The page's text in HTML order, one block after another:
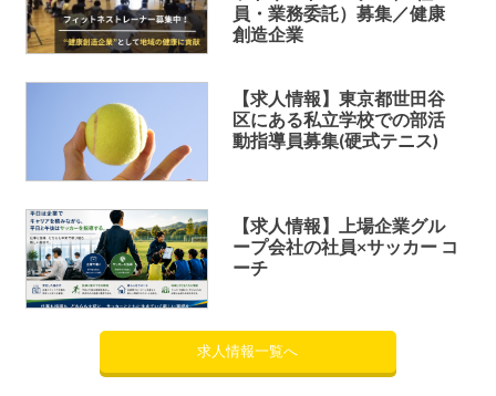
員・業務委託）募集／健康
創造企業
【求人情報】東京都世田谷
区にある私立学校での部活
動指導員募集(硬式テニス)
【求人情報】上場企業グル
ープ会社の社員×サッカー コ
ーチ
求人情報一覧へ